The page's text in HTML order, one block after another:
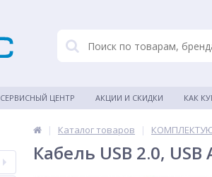
СЕРВИСНЫЙ ЦЕНТР АКЦИИ И СКИДКИ КАК
| Каталог товаров |
Кабель USB 2.0, USB